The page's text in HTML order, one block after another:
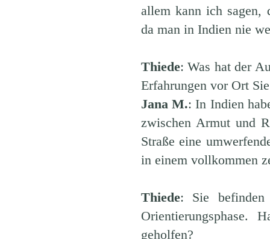
allem kann ich sagen,
da man in Indien nie
Thiede: Was hat der
Erfahrungen vor Ort
Jana M.: In Indien
zwischen Armut und
Straße eine
in einem vollkommen
Thiede: Sie
geholfen?